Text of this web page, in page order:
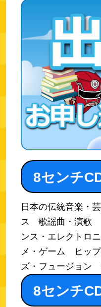
8センチ
日本の伝統音楽
ス 歌謡曲・演歌
ンス・エレクト
メ・ゲーム ヒッ
ズ・フュージョン
8センチ